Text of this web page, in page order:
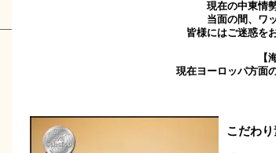
現在の中東情
当面の間、ワ
皆様にはご迷惑を
【
現在ヨーロッパ方面
こだわ